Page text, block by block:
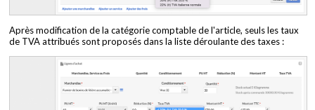
Après modification de la catégorie comptable de l'article, seuls les taux
de TVA attribués sont proposés dans la liste déroulante des taxes :